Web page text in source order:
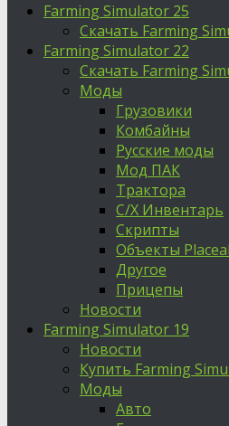
Farming Simulator 25
Скачать Farming
Farming Simulator 22
Скачать Farming
Моды
Грузовики
Комбайны
Русские моды
Мод ПАК
Трактора
С/Х Инвентарь
Скрипты
Объекты
Другое
Прицепы
Новости
Farming Simulator 19
Новости
Купить Farming
Моды
Авто